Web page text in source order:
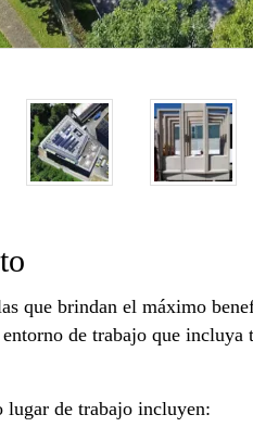
que brindan el máximo
de trabajo que
lugar de trabajo incluyen: